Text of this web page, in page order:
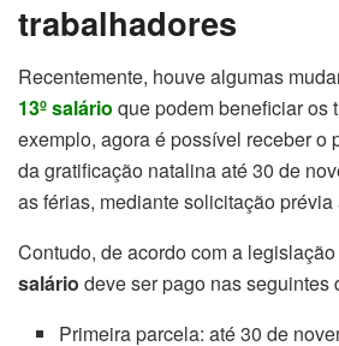
trabalhadores
Recentemente, houve algumas
13º salário que podem beneficiar os
exemplo, agora é possível receber o
da gratificação natalina até 30 de
as férias, mediante solicitação prévia
Contudo, de acordo com a
salário deve ser pago nas seguintes
Primeira parcela: até 30 de